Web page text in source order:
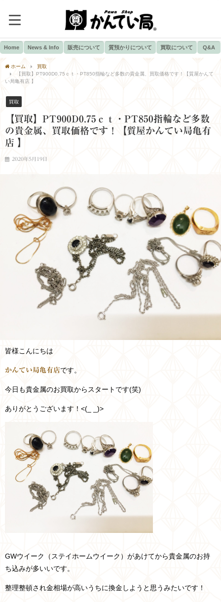
Home News & Info 販売について 質預かりについて 買取について Q&A
ホーム
買取
【買取】PT900D0.75ｃｔ・PT850指輪など多数の貴金属、買取価格です！【質屋かんて
い局亀有店 】
買取
【買取】PT900D0.75ｃｔ・PT850指輪など多数
の貴金属、買取価格です！【質屋かんてい局亀有
店 】
2020年5月19日
皆様こんにちは
かんてい局亀有店です。
今日も貴金属のお買取からスタートです(笑)
ありがとうございます！<(_ _)>
GWウイーク（ステイホームウイーク）があけてから貴金属のお持
ち込みが多いいです。
整理整頓され金相場が高いうちに換金しようと思うみたいです！